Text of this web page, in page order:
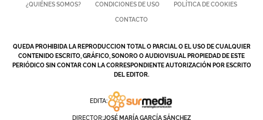
¿QUIÉNES SOMOS? CONDICIONES DE USO POLÍTICA DE COOKIES
CONTACTO
QUEDA PROHIBIDA LA REPRODUCCION TOTAL O PARCIAL O EL USO DE CUALQUIER
CONTENIDO ESCRITO, GRÁFICO, SONORO O AUDIOVISUAL PROPIEDAD DE ESTE
PERIÓDICO SIN CONTAR CON LA CORRESPONDIENTE AUTORIZACIÓN POR ESCRITO
DEL EDITOR.
EDITA:
DIRECTOR:JOSÉ MARÍA GARCÍA SÁNCHEZ